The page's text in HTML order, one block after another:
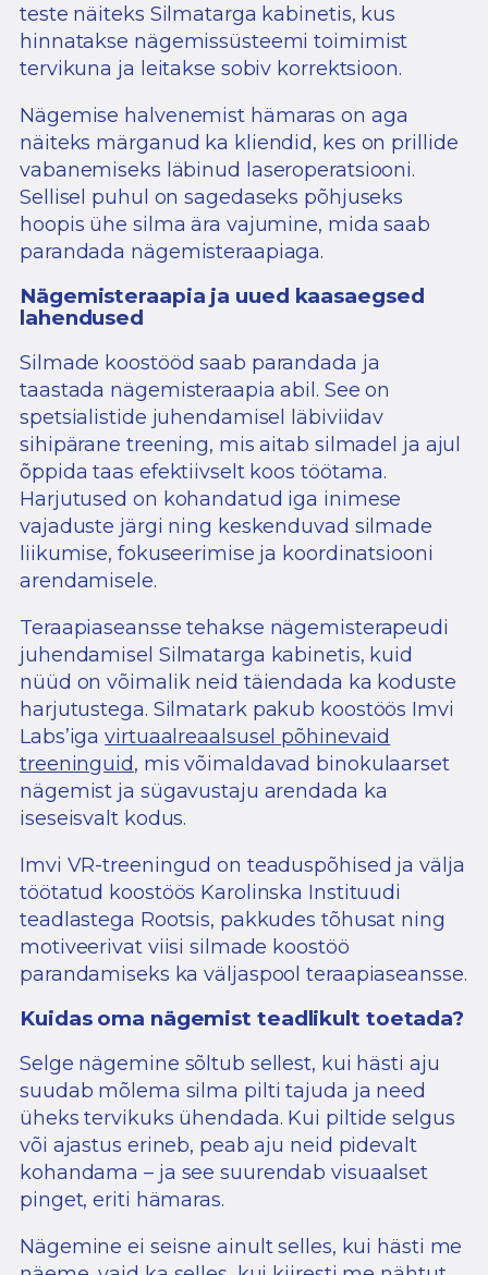
teste näiteks Silmatarga kabinetis, kus
hinnatakse nägemissüsteemi toimimist
tervikuna ja leitakse sobiv korrektsioon.
Nägemise halvenemist hämaras on aga
näiteks märganud ka kliendid, kes on prillide
vabanemiseks läbinud laseroperatsiooni.
Sellisel puhul on sagedaseks põhjuseks
hoopis ühe silma ära vajumine, mida saab
parandada nägemisteraapiaga.
Nägemisteraapia ja uued kaasaegsed
lahendused
Silmade koostööd saab parandada ja
taastada nägemisteraapia abil. See on
spetsialistide juhendamisel läbiviidav
sihipärane treening, mis aitab silmadel ja ajul
õppida taas efektiivselt koos töötama.
Harjutused on kohandatud iga inimese
vajaduste järgi ning keskenduvad silmade
liikumise, fokuseerimise ja koordinatsiooni
arendamisele.
Teraapiaseansse tehakse nägemisterapeudi
juhendamisel Silmatarga kabinetis, kuid
nüüd on võimalik neid täiendada ka koduste
harjutustega. Silmatark pakub koostöös Imvi
Labs’igavirtuaalreaalsusel põhinevaid
treeninguid, mis võimaldavad binokulaarset
nägemist ja sügavustaju arendada ka
iseseisvalt kodus.
Imvi VR-treeningud on teaduspõhised ja välja
töötatud koostöös Karolinska Instituudi
teadlastega Rootsis, pakkudes tõhusat ning
motiveerivat viisi silmade koostöö
parandamiseks ka väljaspool teraapiaseansse.
Kuidas oma nägemist teadlikult toetada?
Selge nägemine sõltub sellest, kui hästi aju
suudab mõlema silma pilti tajuda ja need
üheks tervikuks ühendada. Kui piltide selgus
või ajastus erineb, peab aju neid pidevalt
kohandama – ja see suurendab visuaalset
pinget, eriti hämaras.
Nägemine ei seisne ainult selles, kui hästi me